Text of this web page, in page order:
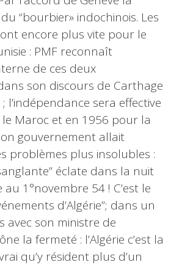
“bourbier» indochinois. Les
encore plus vite pour le
: PMF reconnaît
de ces deux
son discours de Carthage
l’indépendance sera effective
Maroc et en 1956 pour la
gouvernement allait
problèmes plus insolubles :
éclate dans la nuit
1°novembre 54 ! C’est le
d’Algérie”; dans un
avec son ministre de
la fermeté : l’Algérie c’est la
qu’y résident plus d’un